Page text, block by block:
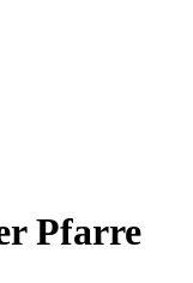
Pfarre